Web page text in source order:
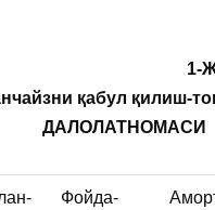
1-
қабул қилиш-
ДАЛОЛАТНОМАСИ
Фойда-